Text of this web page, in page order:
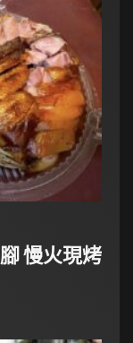
慢火現烤